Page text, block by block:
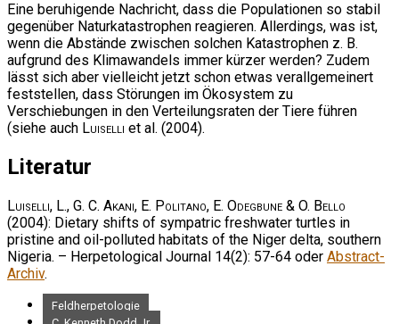
Eine beruhigende Nachricht, dass die Populationen so stabil
gegenüber Naturkatastrophen reagieren. Allerdings, was ist,
wenn die Abstände zwischen solchen Katastrophen z. B.
aufgrund des Klimawandels immer kürzer werden? Zudem
lässt sich aber vielleicht jetzt schon etwas verallgemeinert
feststellen, dass Störungen im Ökosystem zu
Verschiebungen in den Verteilungsraten der Tiere führen
(siehe auch Luiselli et al. (2004).
Literatur
Luiselli, L., G. C. Akani, E. Politano, E. Odegbune & O. Bello
(2004): Dietary shifts of sympatric freshwater turtles in
pristine and oil-polluted habitats of the Niger delta, southern
Nigeria. – Herpetological Journal 14(2): 57-64 oder Abstract-
Archiv.
Feldherpetologie